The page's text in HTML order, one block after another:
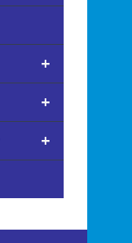
+
+
+